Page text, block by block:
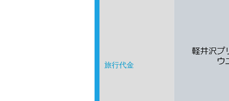
旅行代金